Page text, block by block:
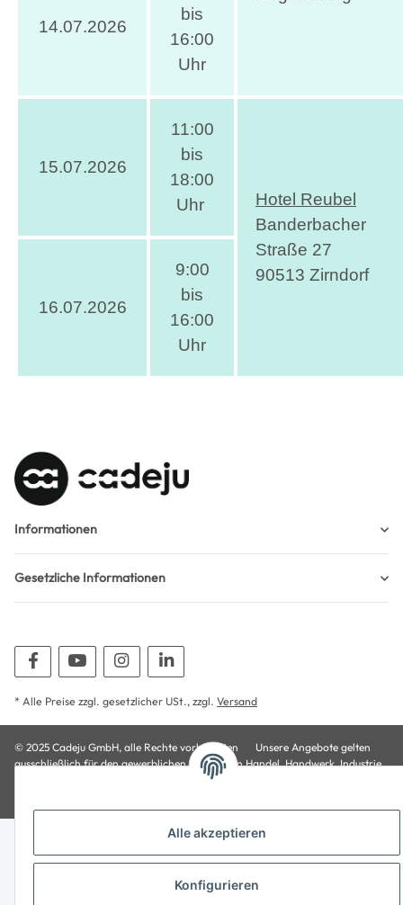
Alle akzeptieren
Konfigurieren
14.07.2026
bis
16:00
Uhr
15.07.2026
11:00
bis
18:00
Uhr
Hotel Reubel
Banderbacher
Straße 27
90513 Zirndorf
16.07.2026
9:00
bis
16:00
Uhr
Informationen
Gesetzliche Informationen
* Alle Preise zzgl. gesetzlicher USt., zzgl. Versand
© 2025 Cadeju GmbH, alle Rechte vorbehalten
Unsere Angebote gelten
ausschließlich für den gewerblichen Bedarf von Handel, Handwerk, Industrie,